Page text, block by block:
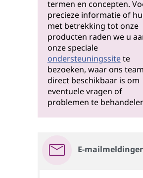
termen en concepten.
precieze informatie of
met betrekking tot onze
producten raden we u
onze speciale
ondersteuningssitete
bezoeken, waar ons team
direct beschikbaar is om
eventuele vragen of
problemen te
E-